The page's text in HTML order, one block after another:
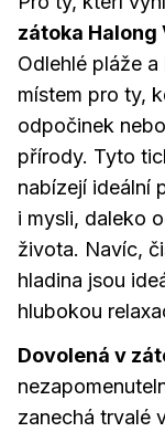
zátoka Halong
Odlehlé pláže
místem pro ty,
odpočinek
přírody. Tyto
nabízejí ideální
i mysli, daleko
života. Navíc,
hladina jsou
hlubokou
Dovolená v
zanechá trvalé